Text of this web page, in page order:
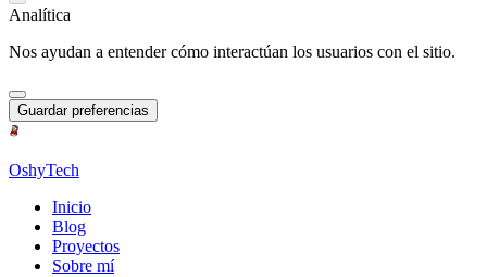
Analítica
Nos ayudan a entender cómo interactúan los usuarios con el sitio.
Guardar preferencias
OshyTech
Inicio
Blog
Proyectos
Sobre mí